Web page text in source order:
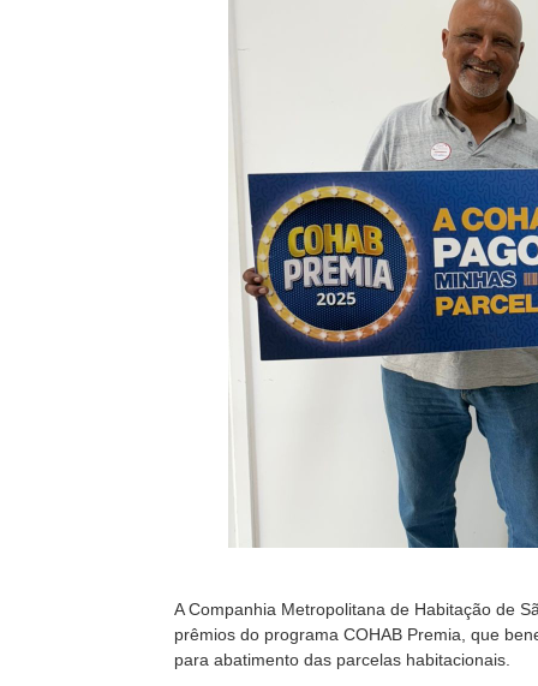
A Companhia Metropolitana de Habitação de
prêmios do programa COHAB Premia, que
para abatimento das parcelas habitacionais.